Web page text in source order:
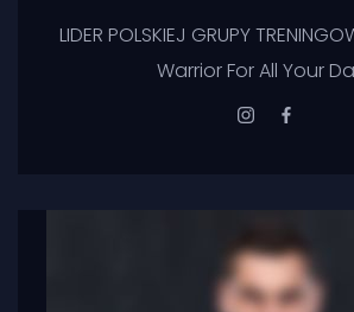
LIDER POLSKIEJ GRUPY
Warrior For All Your